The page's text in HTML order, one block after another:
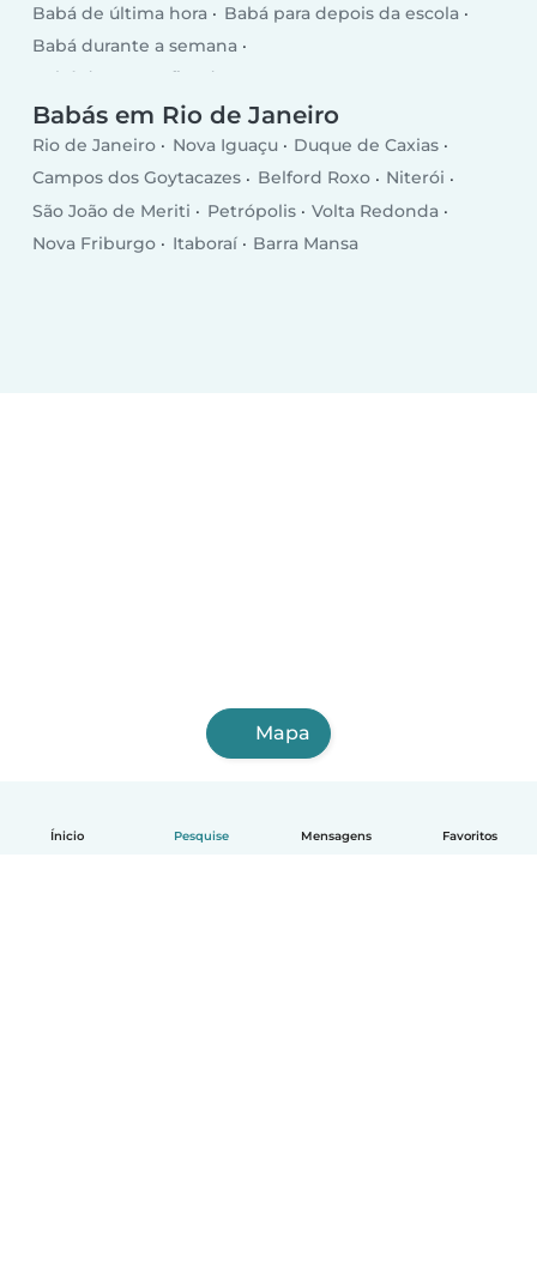
Ínicio Pesquise Mensagens Favoritos
Babá de última hora
Babá para depois da escola
Babá durante a semana
Babá durante o fim de semana
Babás em Rio de Janeiro
Rio de Janeiro Nova Iguaçu
Duque de Caxias
Campos dos Goytacazes
Belford Roxo
Niterói
São João de Meriti
Petrópolis
Volta Redonda
Nova Friburgo
Itaboraí Barra Mansa
Mapa